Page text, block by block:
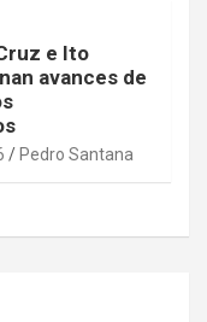
e Ito
avances de
Pedro Santana